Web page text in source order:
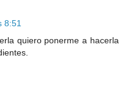
8:51
quiero ponerme a hacerla